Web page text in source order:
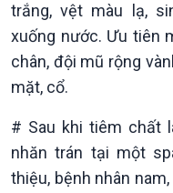
Xã hội
Tin Đời sống & Xã hội
360 độ Sức khỏe
Chuyển đổi Xanh
Chuyên gia của bạn
Xã hội chuyển động
Bước chân đến trường
trắng, vệt màu lạ,
xuống nước. Ưu tiên
chân, đội mũ rộng
mặt, cổ.
# Sau khi tiêm chất
nhăn trán tại một
thiệu, bệnh nhân